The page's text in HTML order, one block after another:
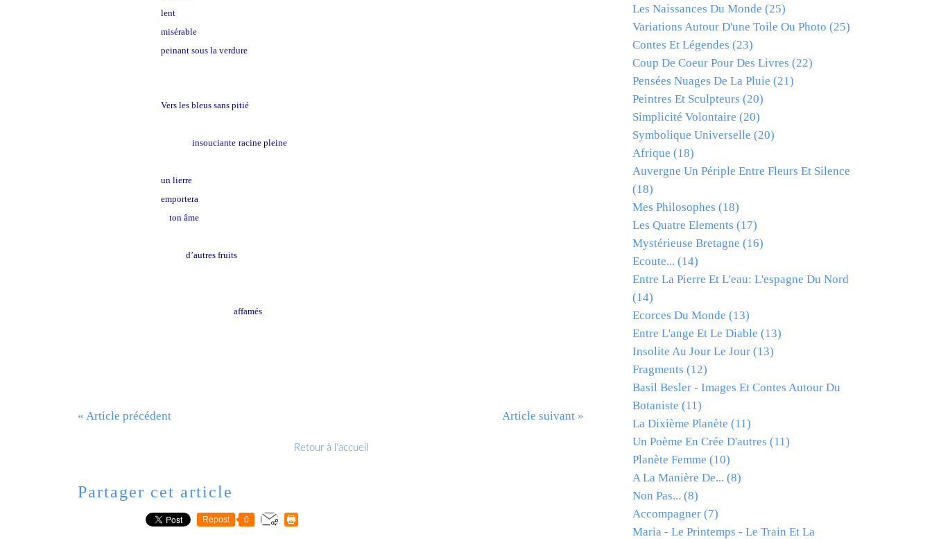
lent
misérable
peinant sous la verdure
Vers les bleus sans pitié
insouciante racine pleine
un lierre
emportera
ton âme
d’autres fruits
affamés
« Article précédent Article suivant »
Retour à l'accueil
Partager cet article
Repost 0
Les Naissances Du Monde (25)
Variations Autour D'une Toile Ou Photo (25)
Contes Et Légendes (23)
Coup De Coeur Pour Des Livres (22)
Pensées Nuages De La Pluie (21)
Peintres Et Sculpteurs (20)
Simplicité Volontaire (20)
Symbolique Universelle (20)
Afrique (18)
Auvergne Un Périple Entre Fleurs Et Silence
(18)
Mes Philosophes (18)
Les Quatre Elements (17)
Mystérieuse Bretagne (16)
Ecoute... (14)
Entre La Pierre Et L'eau: L'espagne Du Nord
(14)
Ecorces Du Monde (13)
Entre L'ange Et Le Diable (13)
Insolite Au Jour Le Jour (13)
Fragments (12)
Basil Besler - Images Et Contes Autour Du
Botaniste (11)
La Dixième Planète (11)
Un Poème En Crée D'autres (11)
Planète Femme (10)
A La Manière De... (8)
Non Pas... (8)
Accompagner (7)
Maria - Le Printemps - Le Train Et La